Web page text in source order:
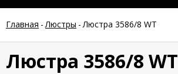
Гарантия
возврат
Главная - Люстры - Люстра 3586/8 WT
Люстра 3586/8 WT